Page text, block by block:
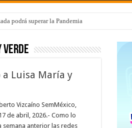
podrá superar la Pandemia
Luisa María y
Vizcaíno SemMéxico,
de abril, 2026.- Como lo
semana anterior las redes